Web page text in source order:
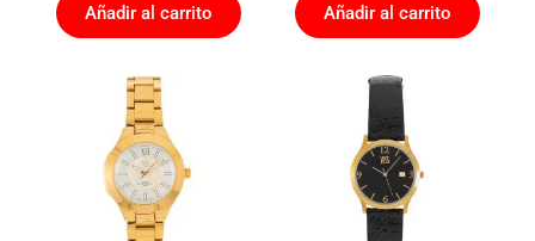
Añadir al carrito Añadir al carrito